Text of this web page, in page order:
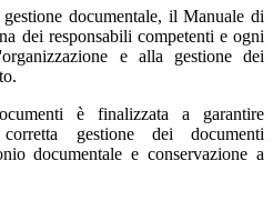
documentale, il Manuale di
dei responsabili competenti e ogni
e alla gestione dei
è finalizzata a garantire
corretta gestione dei documenti
documentale e conservazione a